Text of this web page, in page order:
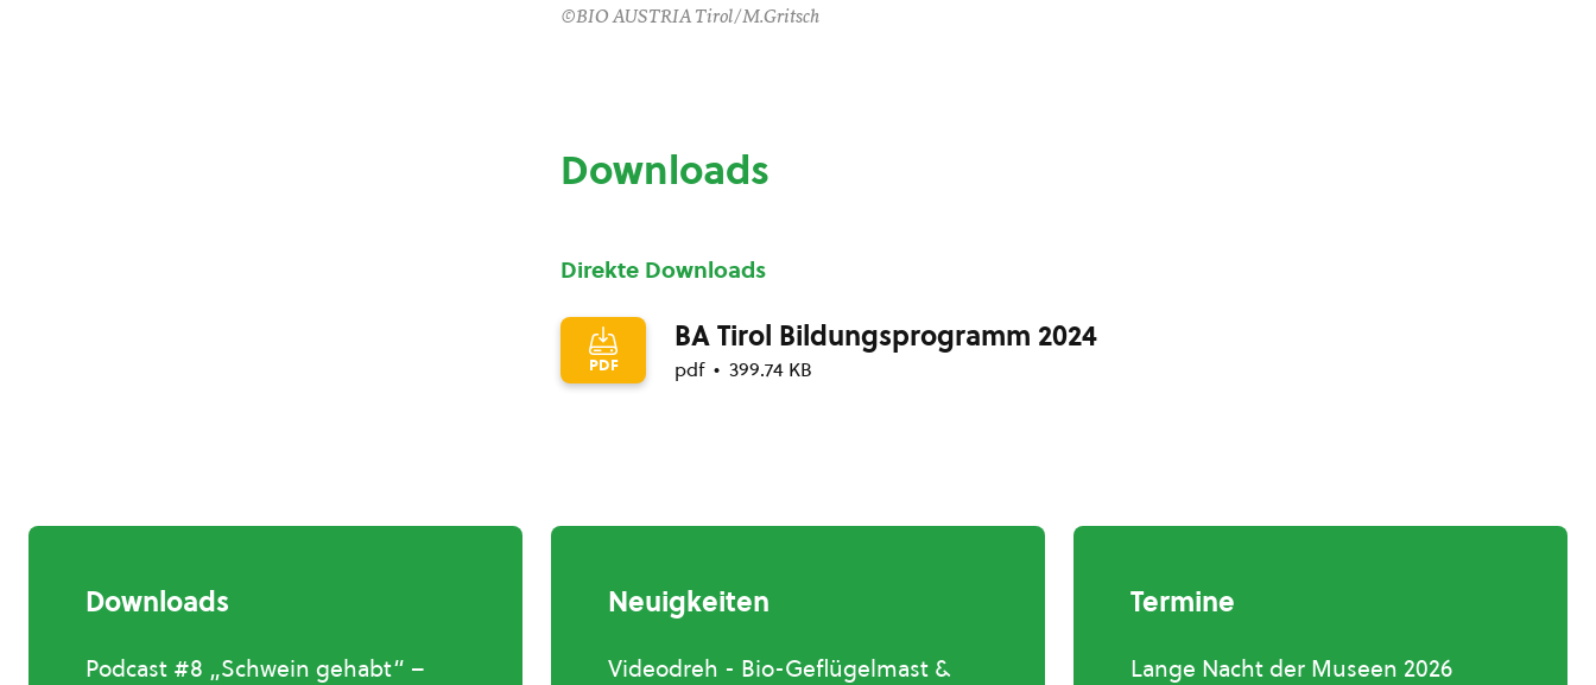
©BIO AUSTRIA Tirol/M.Gritsch
Downloads
Direkte Downloads
PDF
BA Tirol Bildungsprogramm 2024
pdf 399.74 KB
Downloads
Podcast #8 „Schwein gehabt“ –
Neuigkeiten
Videodreh - Bio-Geflügelmast &
Termine
Lange Nacht der Museen 2026